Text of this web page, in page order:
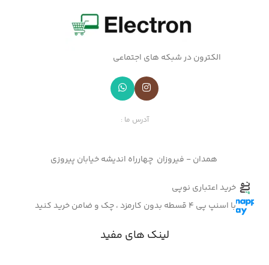
الکترون در شبکه های اجتماعی
آدرس ما :
همدان - فیروزان چهارراه اندیشه خیابان پیروزی
خرید اعتباری نوپی
با اسنپ پی 4 قسطه بدون کارمزد ، چک و ضامن خرید کنید
لینک های مفید